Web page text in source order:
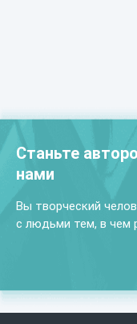
Станьте
нами
Вы творческий
с людьми тем, в чем